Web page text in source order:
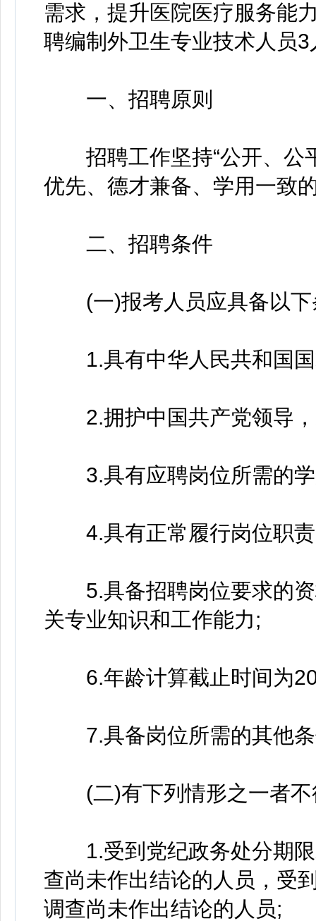
需求，提升医院医疗服务能
聘编制外卫生专业技术人员
一、招聘原则
招聘工作坚持“公开、公
优先、德才兼备、学用一致
二、招聘条件
(一)报考人员应具备以下
1.具有中华人民共和国国
2.拥护中国共产党领导，
3.具有应聘岗位所需的学
4.具有正常履行岗位职责
5.具备招聘岗位要求的资
关专业知识和工作能力;
6.年龄计算截止时间为
7.具备岗位所需的其他条
(二)有下列情形之一者不
1.受到党纪政务处分期限
查尚未作出结论的人员，受
调查尚未作出结论的人员;